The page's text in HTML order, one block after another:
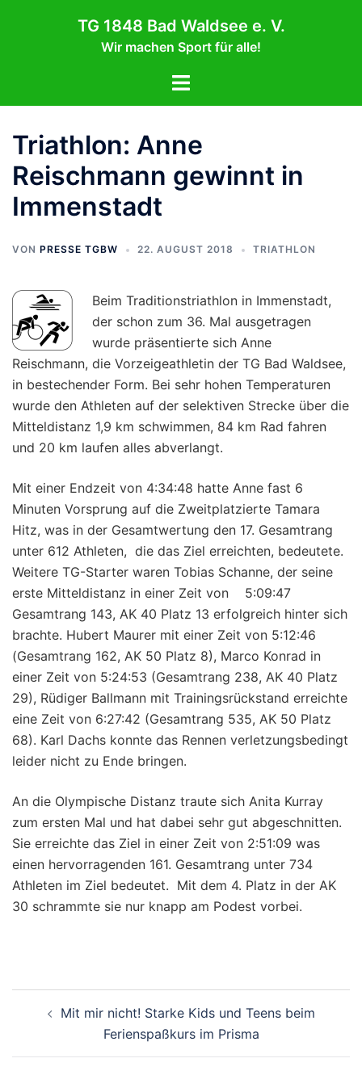
TG 1848 Bad Waldsee e. V.
Wir machen Sport für alle!
Menü
Triathlon: Anne
Reischmann gewinnt in
Immenstadt
VON PRESSE TGBW 22. AUGUST 2018 TRIATHLON
Beim Traditionstriathlon in Immenstadt,
der schon zum 36. Mal ausgetragen
wurde präsentierte sich Anne
Reischmann, die Vorzeigeathletin der TG Bad Waldsee,
in bestechender Form. Bei sehr hohen Temperaturen
wurde den Athleten auf der selektiven Strecke über die
Mitteldistanz 1,9 km schwimmen, 84 km Rad fahren
und 20 km laufen alles abverlangt.
Mit einer Endzeit von 4:34:48 hatte Anne fast 6
Minuten Vorsprung auf die Zweitplatzierte Tamara
Hitz, was in der Gesamtwertung den 17. Gesamtrang
unter 612 Athleten, die das Ziel erreichten, bedeutete.
Weitere TG-Starter waren Tobias Schanne, der seine
erste Mitteldistanz in einer Zeit von 5:09:47
Gesamtrang 143, AK 40 Platz 13 erfolgreich hinter sich
brachte. Hubert Maurer mit einer Zeit von 5:12:46
(Gesamtrang 162, AK 50 Platz 8), Marco Konrad in
einer Zeit von 5:24:53 (Gesamtrang 238, AK 40 Platz
29), Rüdiger Ballmann mit Trainingsrückstand erreichte
eine Zeit von 6:27:42 (Gesamtrang 535, AK 50 Platz
68). Karl Dachs konnte das Rennen verletzungsbedingt
leider nicht zu Ende bringen.
An die Olympische Distanz traute sich Anita Kurray
zum ersten Mal und hat dabei sehr gut abgeschnitten.
Sie erreichte das Ziel in einer Zeit von 2:51:09 was
einen hervorragenden 161. Gesamtrang unter 734
Athleten im Ziel bedeutet. Mit dem 4. Platz in der AK
30 schrammte sie nur knapp am Podest vorbei.
Mit mir nicht! Starke Kids und Teens beim
Ferienspaßkurs im Prisma